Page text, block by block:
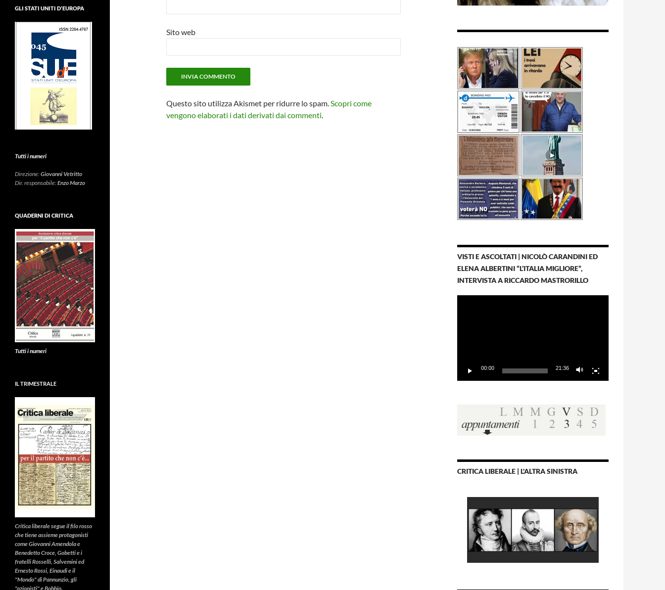
Sito web
Questo sito utilizza Akismet per ridurre lo spam.Scopri come
vengono elaborati i dati derivati dai commenti.
VISTI E ASCOLTATI | NICOLÒ CARANDINI ED
ELENA ALBERTINI “L’ITALIA MIGLIORE”,
INTERVISTA A RICCARDO MASTRORILLO
00:00 21:36
CRITICA LIBERALE | L'ALTRA SINISTRA
GLI STATI UNITI D’EUROPA
Tutti i numeri
Direzione:Giovanni Vetritto
Dir. responsabile:Enzo Marzo
QUADERNI DI CRITICA
Tutti i numeri
IL TRIMESTRALE
Critica liberalesegue il filo rosso
che tiene assieme protagonisti
come Giovanni Amendola e
Benedetto Croce, Gobetti e i
fratelli Rosselli, Salvemini ed
Ernesto Rossi, Einaudi e il
"Mondo" di Pannunzio, gli
"azionisti" e Bobbio.